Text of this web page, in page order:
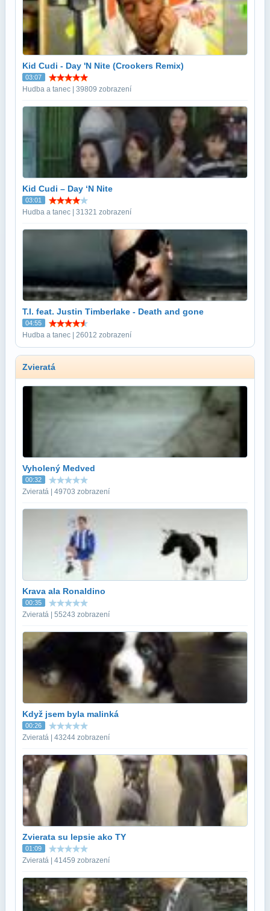
Kid Cudi - Day 'N Nite (Crookers Remix)
03:07
Hudba a tanec | 39809 zobrazení
Kid Cudi – Day ‘N Nite
03:01
Hudba a tanec | 31321 zobrazení
T.I. feat. Justin Timberlake - Death and gone
04:55
Hudba a tanec | 26012 zobrazení
Zvieratá
Vyholený Medved
00:32
Zvieratá | 49703 zobrazení
Krava ala Ronaldino
00:35
Zvieratá | 55243 zobrazení
Když jsem byla malinká
00:26
Zvieratá | 43244 zobrazení
Zvierata su lepsie ako TY
01:09
Zvieratá | 41459 zobrazení